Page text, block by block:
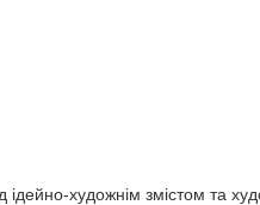
художнім змістом та